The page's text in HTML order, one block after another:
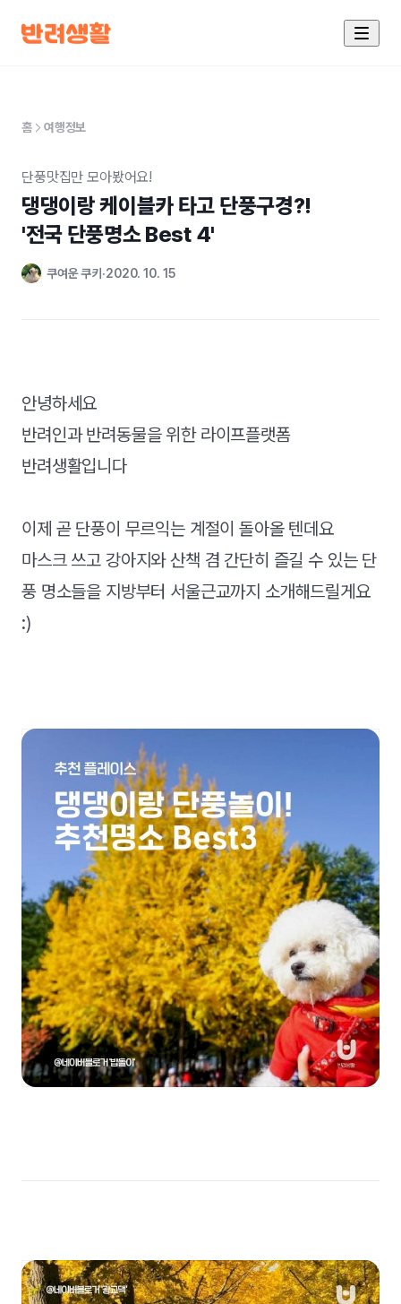
홈 여행정보
단풍맛집만 모아봤어요!
댕댕이랑 케이블카 타고 단풍구경?!
'전국 단풍명소 Best 4'
쿠여운 쿠키 2020. 10. 15
안녕하세요
반려인과 반려동물을 위한 라이프플랫폼
반려생활입니다
이제 곧 단풍이 무르익는 계절이 돌아올 텐데요
마스크 쓰고 강아지와 산책 겸 간단히 즐길 수 있는 단
풍 명소들을 지방부터 서울근교까지 소개해드릴게요
:)